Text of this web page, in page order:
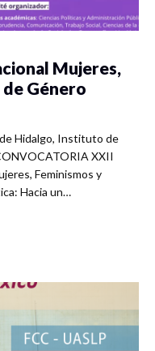
Mujeres,
de Género
Hidalgo, Instituto de
XXII
Feminismos y
Hacia un…